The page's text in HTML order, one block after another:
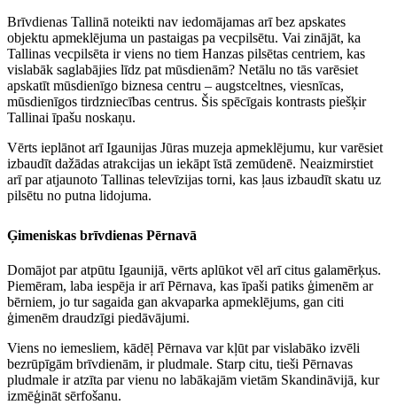
Brīvdienas Tallinā noteikti nav iedomājamas arī bez apskates
objektu apmeklējuma un pastaigas pa vecpilsētu. Vai zinājāt, ka
Tallinas vecpilsēta ir viens no tiem Hanzas pilsētas centriem, kas
vislabāk saglabājies līdz pat mūsdienām? Netālu no tās varēsiet
apskatīt mūsdienīgo biznesa centru – augstceltnes, viesnīcas,
mūsdienīgos tirdzniecības centrus. Šis spēcīgais kontrasts piešķir
Tallinai īpašu noskaņu.
Vērts ieplānot arī Igaunijas Jūras muzeja apmeklējumu, kur varēsiet
izbaudīt dažādas atrakcijas un iekāpt īstā zemūdenē. Neaizmirstiet
arī par atjaunoto Tallinas televīzijas torni, kas ļaus izbaudīt skatu uz
pilsētu no putna lidojuma.
Ģimeniskas brīvdienas Pērnavā
Domājot par atpūtu Igaunijā, vērts aplūkot vēl arī citus galamērķus.
Piemēram, laba iespēja ir arī Pērnava, kas īpaši patiks ģimenēm ar
bērniem, jo tur sagaida gan akvaparka apmeklējums, gan citi
ģimenēm draudzīgi piedāvājumi.
Viens no iemesliem, kādēļ Pērnava var kļūt par vislabāko izvēli
bezrūpīgām brīvdienām, ir pludmale. Starp citu, tieši Pērnavas
pludmale ir atzīta par vienu no labākajām vietām Skandināvijā, kur
izmēģināt sērfošanu.